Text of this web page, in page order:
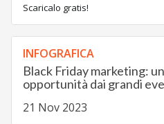
Scaricalo gratis!
INFOGRAFICA
Black Friday marketing:
opportunità dai grandi
21 Nov 2023